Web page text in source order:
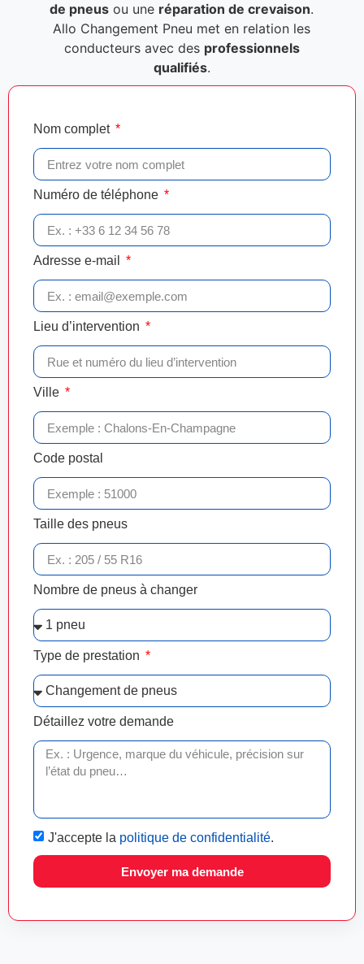
de pneus ou une réparation de crevaison.
Allo Changement Pneu met en relation les
conducteurs avec des professionnels
qualifiés.
Nom complet
Numéro de téléphone
Adresse e-mail
Lieu d’intervention
Ville
Code postal
Taille des pneus
Nombre de pneus à changer
Type de prestation
Détaillez votre demande
J'accepte la politique de confidentialité.
Envoyer ma demande